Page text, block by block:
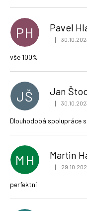
PH Pavel
Hodnocení
|
vše 100%
JŠ Jan
Hodnocení
|
Dlouhodobá spolupráce
MH Martin
Hodnocení
|
perfektní